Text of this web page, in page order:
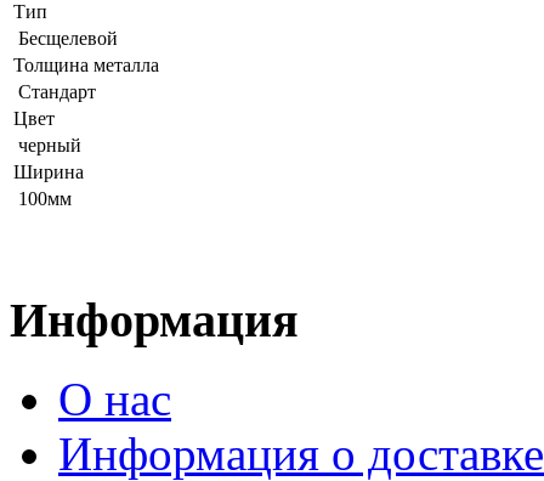
Тип
Бесщелевой
Толщина металла
Стандарт
Цвет
черный
Ширина
100мм
Информация
О нас
Информация о доставке